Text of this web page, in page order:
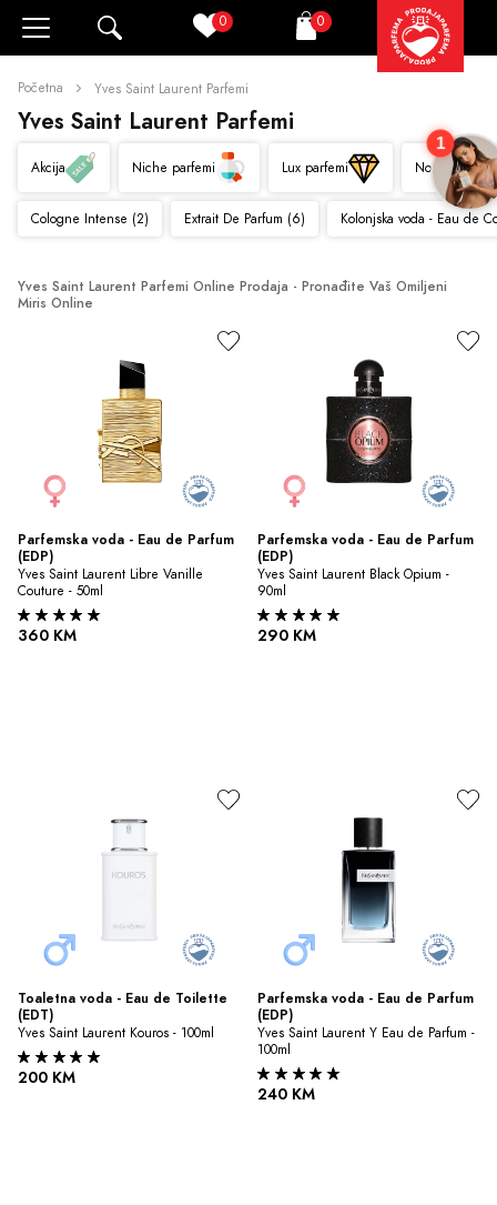
0 Korpa
0
Početna Yves Saint Laurent Parfemi
Yves Saint Laurent Parfemi
Akcija Niche parfemi Lux parfemi Novo
Cologne Intense (2) Extrait De Parfum (6) Kolonjska voda - Eau de
Yves Saint Laurent Parfemi Online Prodaja - Pronađite Vaš Omiljeni
Miris Online
Parfemska voda - Eau de Parfum
(EDP)
Yves Saint Laurent Libre Vanille
Couture - 50ml
360 KM
Parfemska voda - Eau de Parfum
(EDP)
Yves Saint Laurent Black Opium -
90ml
290 KM
Toaletna voda - Eau de Toilette
(EDT)
Yves Saint Laurent Kouros - 100ml
200 KM
Parfemska voda - Eau de Parfum
(EDP)
Yves Saint Laurent Y Eau de Parfum -
100ml
240 KM
1